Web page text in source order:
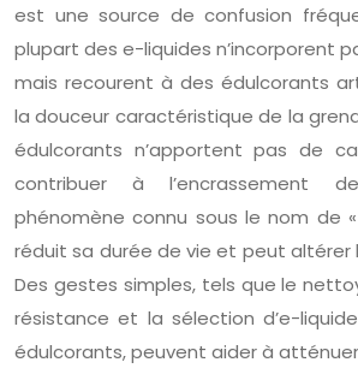
est une source de confusion
plupart des e-liquides n’incorporent
mais recourent à des édulcorants
la douceur caractéristique de la
édulcorants n’apportent pas de
contribuer à l’encrassement
phénomène connu sous le nom de
réduit sa durée de vie et peut altérer
Des gestes simples, tels que le
résistance et la sélection d’e-
édulcorants, peuvent aider à